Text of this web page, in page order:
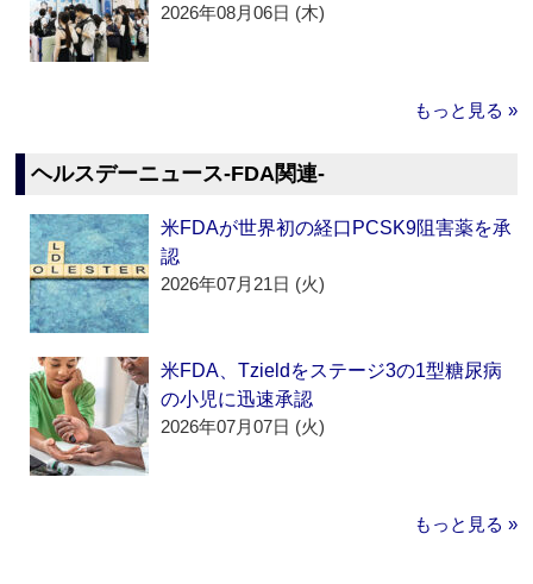
2026年08月06日 (木)
もっと見る »
ヘルスデーニュース‐FDA関連‐
米FDAが世界初の経口PCSK9阻害薬を承
認
2026年07月21日 (火)
米FDA、Tzieldをステージ3の1型糖尿病
の小児に迅速承認
2026年07月07日 (火)
もっと見る »